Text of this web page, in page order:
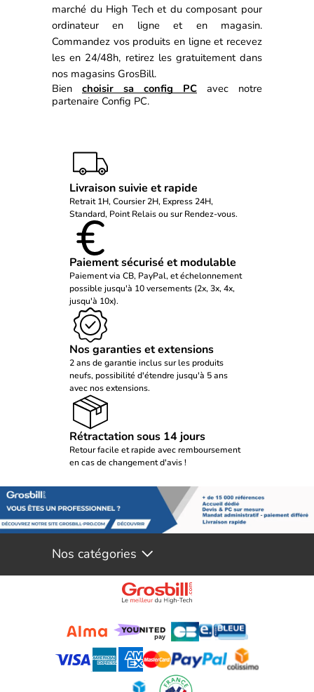
marché du High Tech et du composant pour
Commandez vos produits en ligne et recevez
les en 24/48h, retirez les gratuitement dans
nos magasins GrosBill.
Bien choisir sa config PC avec notre
partenaire Config PC.
Livraison suivie et rapide
Retrait 1H, Coursier 2H, Express 24H,
Standard, Point Relais ou sur Rendez-vous.
Paiement sécurisé et modulable
Paiement via CB, PayPal, et échelonnement
possible jusqu'à 10 versements (2x, 3x, 4x,
jusqu'à 10x).
Nos garanties et extensions
2 ans de garantie inclus sur les produits
neufs, possibilité d'étendre jusqu'à 5 ans
avec nos extensions.
Rétractation sous 14 jours
Retour facile et rapide avec remboursement
en cas de changement d'avis !
Nos catégories